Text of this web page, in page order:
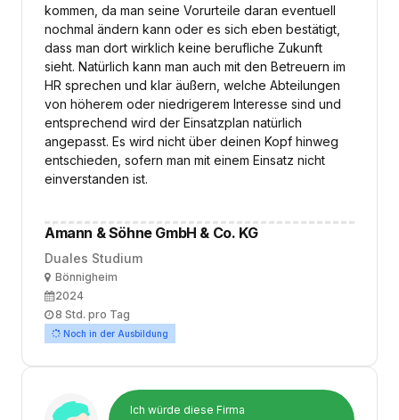
kommen, da man seine Vorurteile daran eventuell
nochmal ändern kann oder es sich eben bestätigt,
dass man dort wirklich keine berufliche Zukunft
sieht. Natürlich kann man auch mit den Betreuern im
HR sprechen und klar äußern, welche Abteilungen
von höherem oder niedrigerem Interesse sind und
entsprechend wird der Einsatzplan natürlich
angepasst. Es wird nicht über deinen Kopf hinweg
entschieden, sofern man mit einem Einsatz nicht
einverstanden ist.
Amann & Söhne GmbH & Co. KG
Duales Studium
OrtBönnigheim
Ausbildungsbeginn
2024
Arbeitszeit
8 Std. pro Tag
Noch in der Ausbildung
Ich würde diese Firma